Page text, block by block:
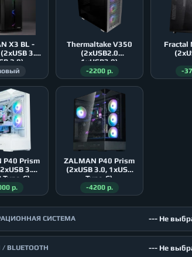
X3 BL -
3.0,
2.0)
Thermaltake V350
(2xUSB2.0
1xUSB3.0)
-2200 р.
Fractal Meshify C
-
P40 Prism
3.0,
Type-C)
р.
ZALMAN P40 Prism
(2xUSB 3.0, 1xUSB
Type-C)
-4200 р.
СИСТЕМА --- Не
BLUETOOTH --- Не